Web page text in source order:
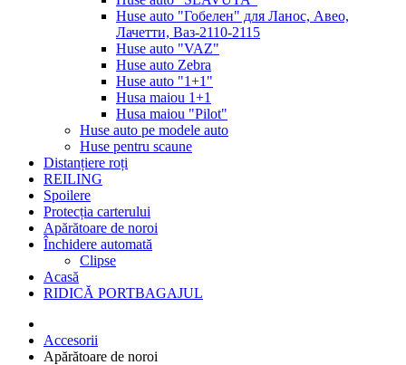
Huse auto "Гобелен" для Ланос, Авео,
Лачетти, Ваз-2110-2115
Huse auto "VAZ"
Huse auto Zebra
Huse auto "1+1"
Husa maiou 1+1
Husa maiou "Pilot"
Huse auto pe modele auto
Huse pentru scaune
Distanțiere roți
REILING
Spoilere
Protecția carterului
Apărătoare de noroi
Închidere automată
Сlipse
Acasă
RIDICĂ PORTBAGAJUL
Accesorii
Apărătoare de noroi